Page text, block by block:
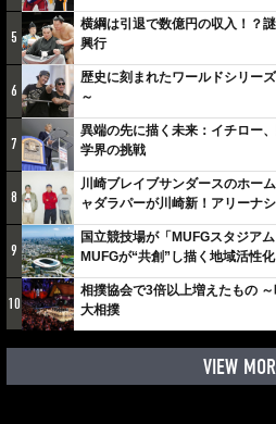
5
横綱は引退で数億円の収入！？
興行
6
歴史に刻まれたワールドシリー
～
7
異端の先に描く未来：イチロー
学界の挑戦
8
川崎ブレイブサンダースのホー
ャダラパーが川崎新！アリーナ
しみでしかないでしょ。川崎は
9
国立競技場が「MUFGスタジア
MUFGが“共創”し描く地域活性
10
相撲協会で3倍以上増えたもの
大相撲
VIEW